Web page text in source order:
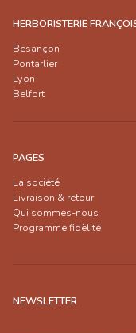
HERBORISTERIE
Besançon
Pontarlier
Lyon
Belfort
PAGES
La société
Livraison & retour
Qui sommes-nous
Programme fidèlité
NEWSLETTER